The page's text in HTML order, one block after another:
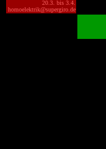
20.3. bis 3.4.
homoelektrik@supergiro.de